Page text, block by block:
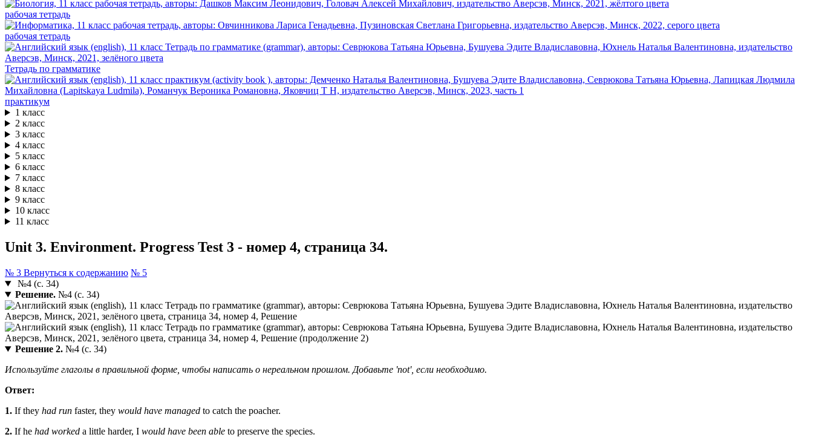
рабочая тетрадь
рабочая тетрадь
Тетрадь по грамматике
практикум
1 класс
2 класс
3 класс
4 класс
5 класс
6 класс
7 класс
8 класс
9 класс
10 класс
11 класс
Unit 3. Environment. Progress Test 3 - номер 4, страница 34.
№ 3 Вернуться к содержанию № 5
№4 (с. 34)
Решение.№4 (с. 34)
Решение 2.№4 (с. 34)
Используйте глаголы в правильной форме, чтобы написать о нереальном прошлом. Добавьте 'not', если необходимо.
Ответ:
1. If they had run faster, they would have managed to catch the poacher.
2. If he had worked a little harder, I would have been able to preserve the species.